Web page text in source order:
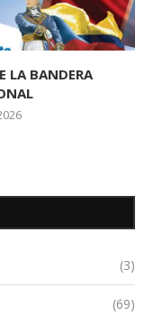
LA BANDERA
(3)
(69)